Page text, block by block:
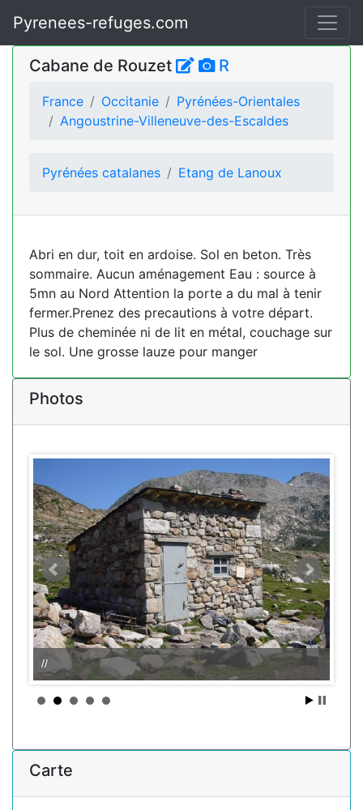
Pyrenees-refuges.com
Cabane de Rouzet R
France Occitanie
Pyrénées-Orientales
Angoustrine-Villeneuve-des-Escaldes
Pyrénées catalanes Etang de Lanoux
Abri en dur, toit en ardoise. Sol en beton. Très
sommaire. Aucun aménagement Eau : source à
5mn au Nord Attention la porte a du mal à tenir
fermer.Prenez des precautions à votre départ.
Plus de cheminée ni de lit en métal, couchage sur
le sol. Une grosse lauze pour manger
Photos
//
Carte